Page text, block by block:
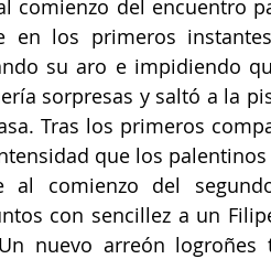
comienzo del encuentro
en los primeros
su aro e impidiendo
sorpresas y saltó a la
Tras los primeros
que los
al comienzo del
con sencillez a un
nuevo arreón